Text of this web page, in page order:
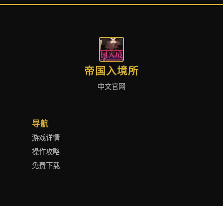
帝国入境所
中文官网
导航
游戏详情
操作攻略
免费下载